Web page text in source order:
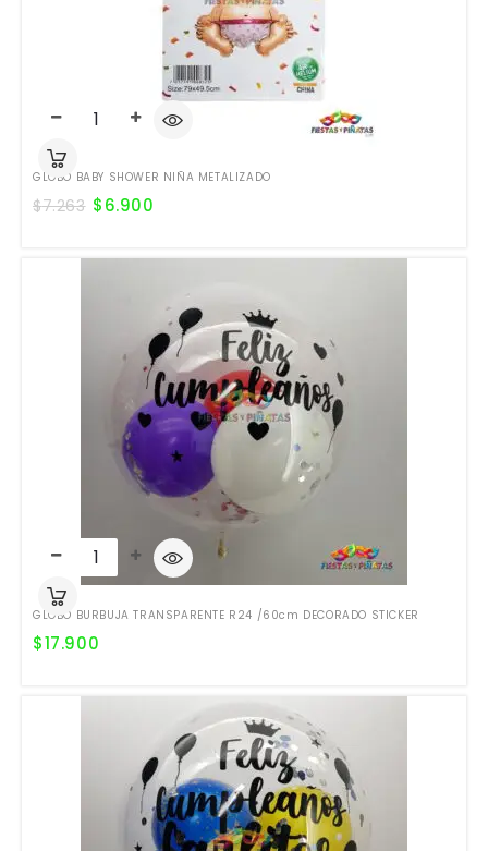
GLOBO BABY SHOWER NIÑA METALIZADO
$7.263 $6.900
GLOBO BURBUJA TRANSPARENTE R24 /60cm DECORADO STICKER
$17.900